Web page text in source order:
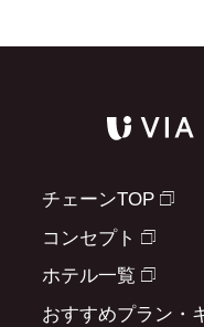
チェーンTOP
コンセプト
ホテル一覧
おすすめプラン・